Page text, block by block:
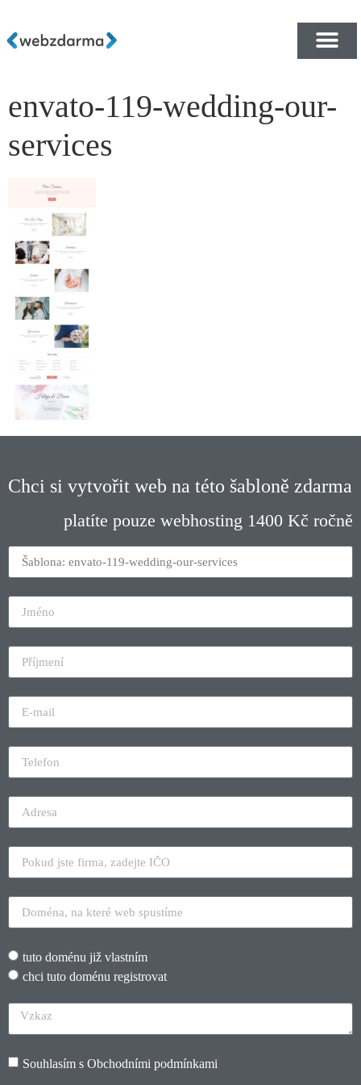
envato-119-wedding-our-
services
Chci si vytvořit web na této šabloně zdarma
platíte pouze webhosting 1400 Kč ročně
tuto doménu již vlastním
chci tuto doménu registrovat
Souhlasím s Obchodními podmínkami